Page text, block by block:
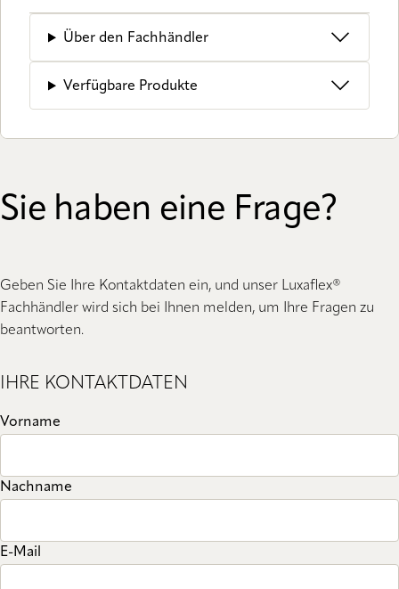
Über den Fachhändler
Verfügbare Produkte
Sie haben eine Frage?
Geben Sie Ihre Kontaktdaten ein, und unser Luxaflex®
Fachhändler wird sich bei Ihnen melden, um Ihre Fragen zu
beantworten.
IHRE KONTAKTDATEN
Vorname
Nachname
E-Mail